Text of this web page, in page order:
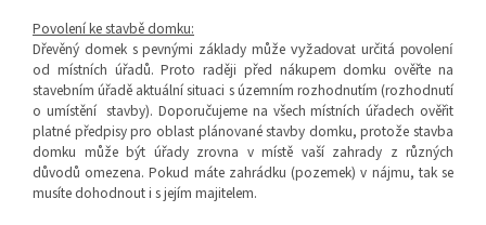
Povolení ke stavbě domku:
Dřevěný domek s pevnými základy může vyžadovaturčitá povolení
od místních úřadů. Proto raději před nákupem domku ověřte na
stavebním úřadě aktuální situaci s územním rozhodnutím (rozhodnutí
o umístění stavby). Doporučujeme na všech místních úřadech ověřit
platné předpisy pro oblast plánované stavby domku, protože stavba
domku může být úřady zrovna v místě vaší zahrady z různých
důvodů omezena. Pokud máte zahrádku (pozemek) v nájmu, tak se
musíte dohodnout i s jejím majitelem.